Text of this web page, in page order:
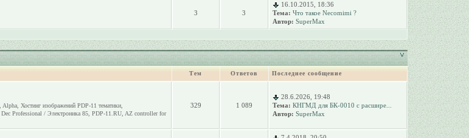
3 3
16.10.2015, 18:36
Тема: Что такое Necomimi ?
Автор: SuperMax
Тем Ответов Последнее сообщение
Alpha, Хостинг изображений PDP-11 тематики,
Dec Professional / Электроника 85, PDP-11.RU, AZ controller for
329 1 089
28.6.2026, 19:48
Тема: КНГМД для БК-0010 с расшире...
Автор: SuperMax